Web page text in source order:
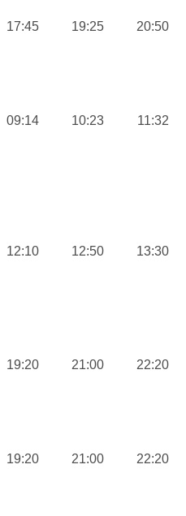
17:45 19:25 20:50
09:14 10:23 11:32
12:10 12:50 13:30
19:20 21:00 22:20
19:20 21:00 22:20